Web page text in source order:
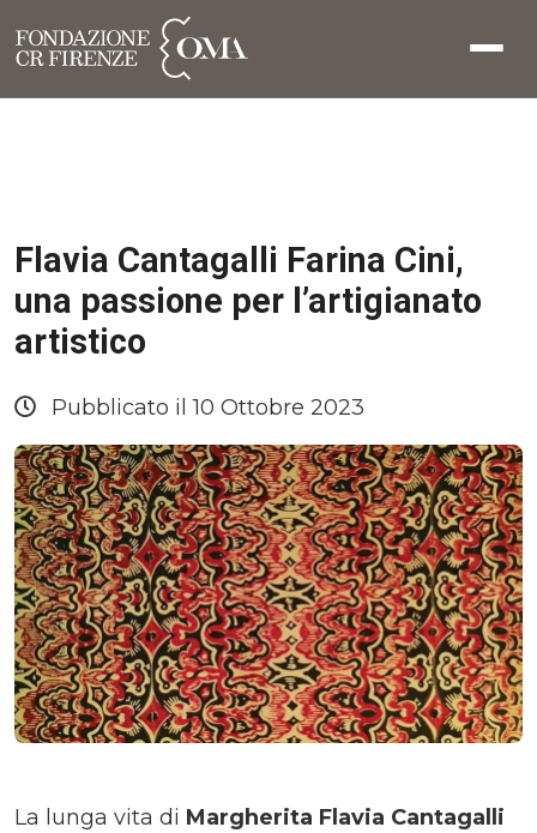
Flavia Cantagalli Farina Cini,
una passione per l’artigianato
artistico
Pubblicato il 10 Ottobre 2023
La lunga vita di Margherita Flavia Cantagalli